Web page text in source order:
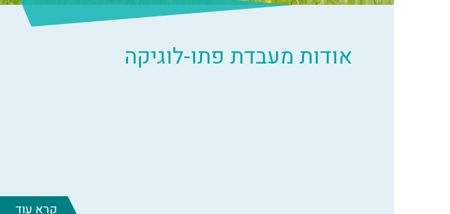
אודות מעבדת פתו-לוגיקה
קרא עוד